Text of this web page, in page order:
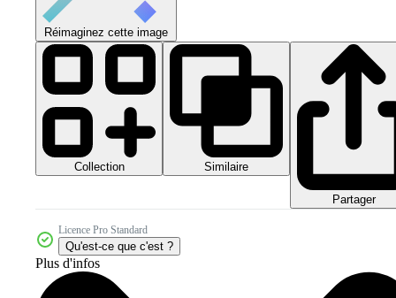
Réimaginez cette image
Collection Similaire
Partager
Licence Pro Standard
Qu'est-ce que c'est ?
Plus d'infos